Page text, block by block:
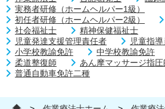
実務者研修（ホームヘルパー1級）
初任者研修（ホームヘルパー2級）
社会福祉士
精神保健福祉士
児童発達支援管理責任者
児童指
小学校教諭免許
中学校教諭免許
柔道整復師
あん摩マッサージ指圧
普通自動車免許二種